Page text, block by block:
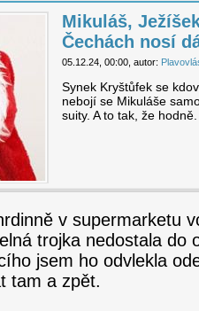
Mikuláš,
Čechách nosí
05.12.24, 00:00, autor:
Synek Kryštůfek se
nebojí se Mikuláše
suity. A to tak, že hodně.
v supermarketu
trojka nedostala do
jsem ho odvlekla
tam a zpět.